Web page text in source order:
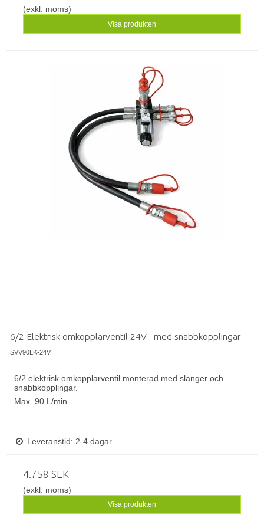
(exkl. moms)
Visa produkten
6/2 Elektrisk omkopplarventil 24V - med snabbkopplingar
SVV90LK-24V
6/2 elektrisk omkopplarventil monterad med slanger och
snabbkopplingar.
Max 90 L/min.
Leveranstid: 2-4 dagar
4.758 SEK
(exkl. moms)
Visa produkten